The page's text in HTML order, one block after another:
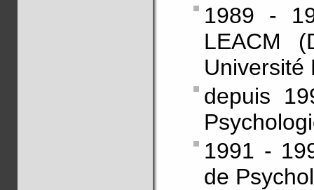
1989 -
LEACM
Université
depuis
1991 -
de